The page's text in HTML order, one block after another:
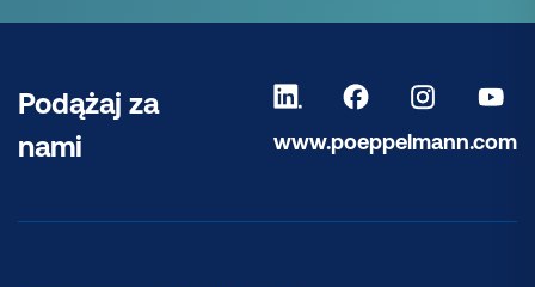
Podążaj za
nami
www.poeppelmann.com